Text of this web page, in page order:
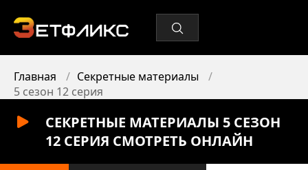
Главная
Секретные материалы
5 сезон 12 серия
СЕКРЕТНЫЕ МАТЕРИАЛЫ 5 СЕЗОН
12 СЕРИЯ СМОТРЕТЬ ОНЛАЙН